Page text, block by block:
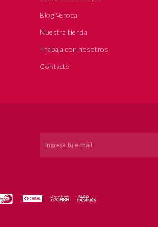
Blog Veroca
Nuestra tienda
Trabaja con nosotros
Contacto